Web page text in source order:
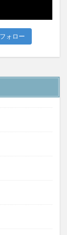
ォロー